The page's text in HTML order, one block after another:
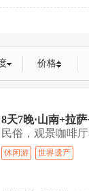
1）
拉萨进+林芝出
价格
8天7晚·山南+拉
民俗，观景咖啡
休闲游 世界遗产